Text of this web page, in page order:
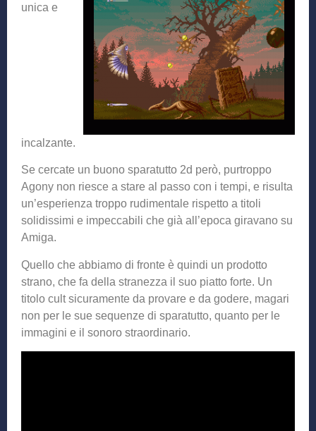
unica e
incalzante.
Se cercate un buono sparatutto 2d però, purtroppo
Agony non riesce a stare al passo con i tempi, e risulta
un’esperienza troppo rudimentale rispetto a titoli
solidissimi e impeccabili che già all’epoca giravano su
Amiga.
Quello che abbiamo di fronte è quindi un prodotto
strano, che fa della stranezza il suo piatto forte. Un
titolo cult sicuramente da provare e da godere, magari
non per le sue sequenze di sparatutto, quanto per le
immagini e il sonoro straordinario.